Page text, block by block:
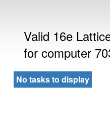
Valid 16e
for computer
No tasks to display